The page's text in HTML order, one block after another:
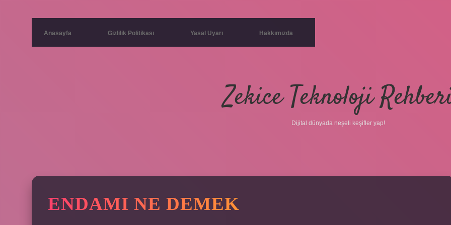
Anasayfa Gizlilik Politikası Yasal Uyarı Hakkımızda
Zekice Teknoloji
Dijital dünyada neşeli keşifler yap!
ENDAMI NE DEMEK